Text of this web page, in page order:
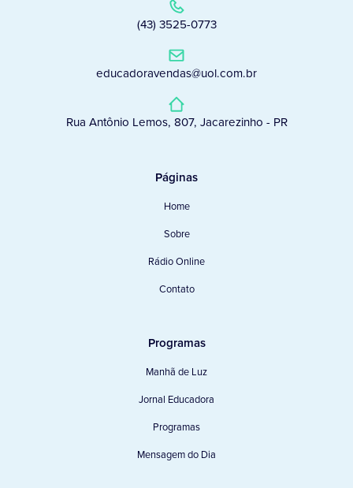
(43) 3525-0773
educadoravendas@uol.com.br
Rua Antônio Lemos, 807, Jacarezinho - PR
Páginas
Home
Sobre
Rádio Online
Contato
Programas
Manhã de Luz
Jornal Educadora
Programas
Mensagem do Dia